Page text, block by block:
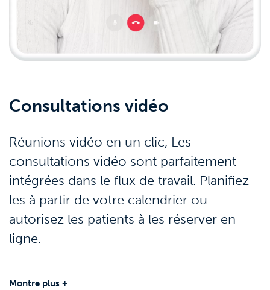
Consultations vidéo
Réunions vidéo en un clic, Les
consultations vidéo sont parfaitement
intégrées dans le flux de travail. Planifiez-
les à partir de votre calendrier ou
autorisez les patients à les réserver en
ligne.
Montre plus +